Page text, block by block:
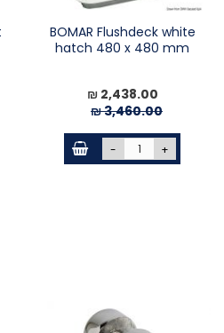
BOMAR Flushdeck white
hatch 480 x 480 mm
מחיר
מיוחד
2,438.00 ₪
3,460.00 ₪
- +